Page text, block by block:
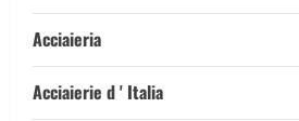
Acciaieria
Acciaierie d ' Italia